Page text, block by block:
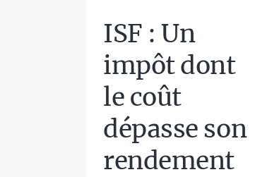
ISF : Un
impôt dont
le coût
dépasse son
rendement